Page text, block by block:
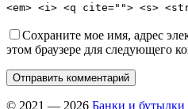
<em> <i> <q cite=""> <s>
Сохраните мое имя, адрес
этом браузере для следующего
Отправить комментарий
© 2021 — 2026 Банки и